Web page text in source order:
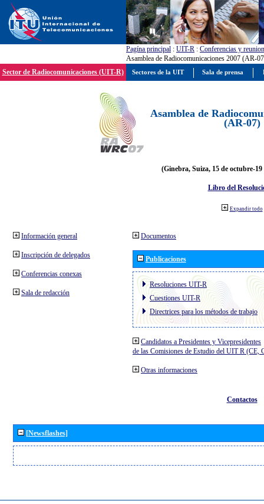
Pagína principal : UIT-R : Conferencias y
Asamblea de Radiocomunicaciones 2007 (AR-
Sector de Radiocomunicaciones (UIT-R)
Asamblea de
(AR-07)
(Ginebra, Suiza, 15 de octubre-19
Libro del
Expandir todo
Información general
Inscripción de delegados
Conferencias conexas
Sala de redacción
Documentos
Publicaciones
Resoluciones UIT-R
Cuestiones UIT-R
Directrices para los métodos de trabajo
Candidatos a Presidentes y Vicepresidentes
de las Comisiones de Estudio del UIT R (CE,
Otras informaciones
Contactos
[Newsflashes]
Sectores de la UIT Sala de prensa